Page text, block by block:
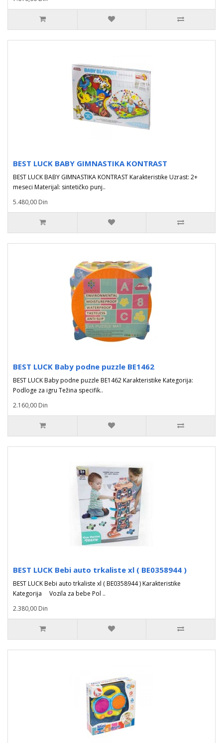
BEST LUCK BABY GIMNASTIKA KONTRAST
BEST LUCK BABY GIMNASTIKA KONTRAST Karakteristike Uzrast: 2+
meseci Materijal: sintetičko punj..
5.480,00 Din
BEST LUCK Baby podne puzzle BE1462
BEST LUCK Baby podne puzzle BE1462 Karakteristike Kategorija:
Podloge za igru Težina specifik..
2.160,00 Din
BEST LUCK Bebi auto trkaliste xl ( BE0358944 )
BEST LUCK Bebi auto trkaliste xl ( BE0358944 ) Karakteristike
Kategorija Vozila za bebe Pol ..
2.380,00 Din